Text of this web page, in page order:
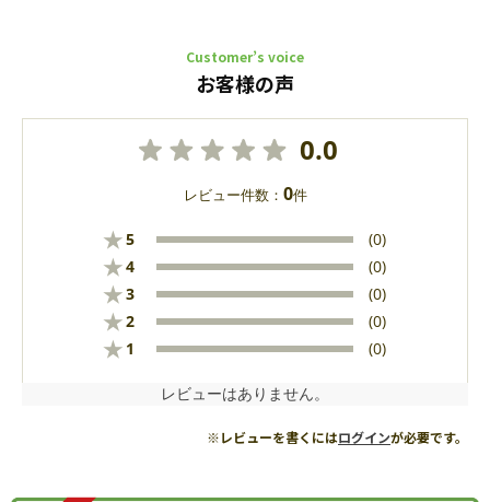
Customer’s voice
お客様の声
0.0
レビュー件数： 0件
★5 (0)
★4 (0)
★3 (0)
★2 (0)
★ 1 (0)
レビューはありません。
※レビューを書くにはログインが必要です。